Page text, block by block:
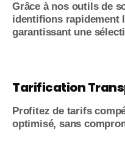
Grâce à nos outils de
identifions rapidement
garantissant une
Tarification
Profitez de tarifs
optimisé, sans